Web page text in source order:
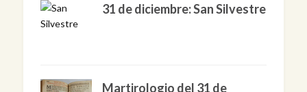
31 de diciembre: San Silvestre
Martirologio del 31 de